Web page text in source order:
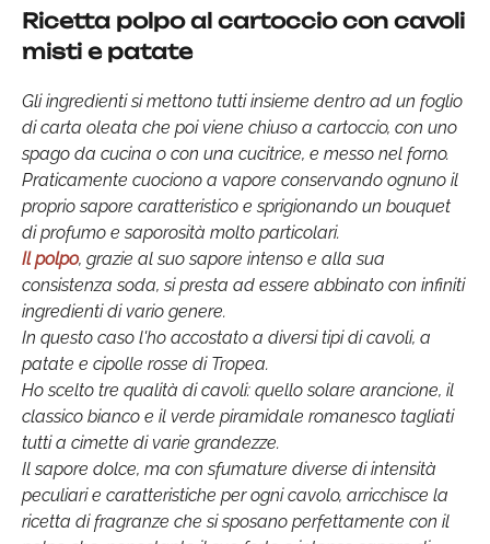
Ricetta polpo al cartoccio con cavoli
misti e patate
Gli ingredienti si mettono tutti insieme dentro ad un foglio
di carta oleata che poi viene chiuso a cartoccio, con uno
spago da cucina o con una cucitrice, e messo nel forno.
Praticamente cuociono a vapore conservando ognuno il
proprio sapore caratteristico e sprigionando un bouquet
di profumo e saporosità molto particolari.
Il polpo, grazie al suo sapore intenso e alla sua
consistenza soda, si presta ad essere abbinato con infiniti
ingredienti di vario genere.
In questo caso l'ho accostato a diversi tipi di cavoli, a
patate e cipolle rosse di Tropea.
Ho scelto tre qualità di cavoli: quello solare arancione, il
classico bianco e il verde piramidale romanesco tagliati
tutti a cimette di varie grandezze.
Il sapore dolce, ma con sfumature diverse di intensità
peculiari e caratteristiche per ogni cavolo, arricchisce la
ricetta di fragranze che si sposano perfettamente con il